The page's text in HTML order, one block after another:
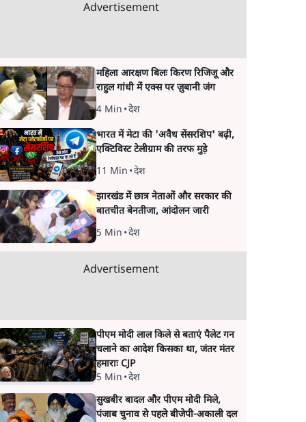
Advertisement
महिला आरक्षण बिलः किरण रिजिजू और
राहुल गांधी में एक्स पर ज़ुबानी जंग
4 Min •देश
भारत में मेटा की 'अवैध सेंसरशिप' बढ़ी,
एक्टिविस्ट टेलीग्राम की तरफ मुड़े
11 Min •देश
झारखंड में छात्र नेताओं और सरकार की
बातचीत बेनतीजा, आंदोलन जारी
5 Min •देश
Advertisement
पीएम मोदी लाल किले से बताएं पैलेट गन
चलाने का आदेश किसका था, जंतर मंतर
हमाराः CJP
5 Min •देश
सुखबीर बादल और पीएम मोदी मिले,
पंजाब चुनाव से पहले बीजेपी-अकाली दल